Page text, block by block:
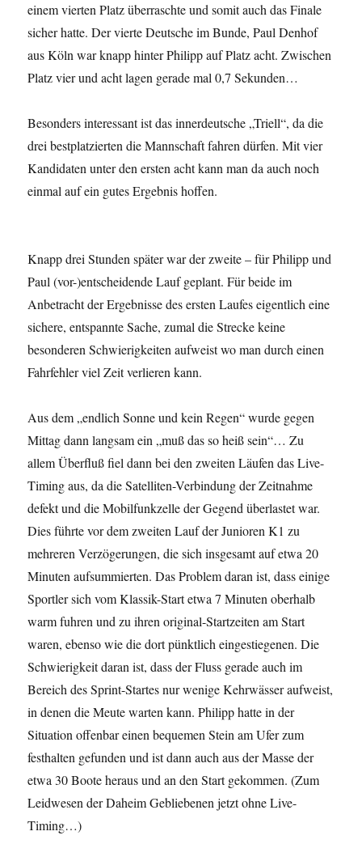
einem vierten Platz überraschte und somit auch das Finale
sicher hatte. Der vierte Deutsche im Bunde, Paul Denhof
aus Köln war knapp hinter Philipp auf Platz acht. Zwischen
Platz vier und acht lagen gerade mal 0,7 Sekunden…
Besonders interessant ist das innerdeutsche „Triell“, da die
drei bestplatzierten die Mannschaft fahren dürfen. Mit vier
Kandidaten unter den ersten acht kann man da auch noch
einmal auf ein gutes Ergebnis hoffen.
Knapp drei Stunden später war der zweite – für Philipp und
Paul (vor-)entscheidende Lauf geplant. Für beide im
Anbetracht der Ergebnisse des ersten Laufes eigentlich eine
sichere, entspannte Sache, zumal die Strecke keine
besonderen Schwierigkeiten aufweist wo man durch einen
Fahrfehler viel Zeit verlieren kann.
Aus dem „endlich Sonne und kein Regen“ wurde gegen
Mittag dann langsam ein „muß das so heiß sein“… Zu
allem Überfluß fiel dann bei den zweiten Läufen das Live-
Timing aus, da die Satelliten-Verbindung der Zeitnahme
defekt und die Mobilfunkzelle der Gegend überlastet war.
Dies führte vor dem zweiten Lauf der Junioren K1 zu
mehreren Verzögerungen, die sich insgesamt auf etwa 20
Minuten aufsummierten. Das Problem daran ist, dass einige
Sportler sich vom Klassik-Start etwa 7 Minuten oberhalb
warm fuhren und zu ihren original-Startzeiten am Start
waren, ebenso wie die dort pünktlich eingestiegenen. Die
Schwierigkeit daran ist, dass der Fluss gerade auch im
Bereich des Sprint-Startes nur wenige Kehrwässer aufweist,
in denen die Meute warten kann. Philipp hatte in der
Situation offenbar einen bequemen Stein am Ufer zum
festhalten gefunden und ist dann auch aus der Masse der
etwa 30 Boote heraus und an den Start gekommen. (Zum
Leidwesen der Daheim Gebliebenen jetzt ohne Live-
Timing…)